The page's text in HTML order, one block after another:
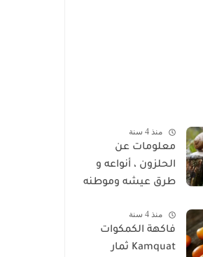
منذ 4 سنة
معلومات عن
الحلزون ، أنواعه و
طرق عيشه وموطنه
منذ 4 سنة
فاكهة الكمكوات
Kamquat ثمار